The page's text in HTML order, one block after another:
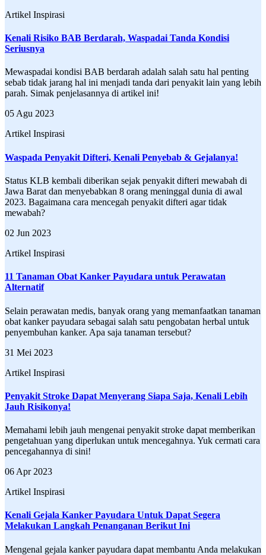
Artikel Inspirasi
Kenali Risiko BAB Berdarah, Waspadai Tanda Kondisi
Seriusnya
Mewaspadai kondisi BAB berdarah adalah salah satu hal penting
sebab tidak jarang hal ini menjadi tanda dari penyakit lain yang lebih
parah. Simak penjelasannya di artikel ini!
05 Agu 2023
Artikel Inspirasi
Waspada Penyakit Difteri, Kenali Penyebab & Gejalanya!
Status KLB kembali diberikan sejak penyakit difteri mewabah di
Jawa Barat dan menyebabkan 8 orang meninggal dunia di awal
2023. Bagaimana cara mencegah penyakit difteri agar tidak
mewabah?
02 Jun 2023
Artikel Inspirasi
11 Tanaman Obat Kanker Payudara untuk Perawatan
Alternatif
Selain perawatan medis, banyak orang yang memanfaatkan tanaman
obat kanker payudara sebagai salah satu pengobatan herbal untuk
penyembuhan kanker. Apa saja tanaman tersebut?
31 Mei 2023
Artikel Inspirasi
Penyakit Stroke Dapat Menyerang Siapa Saja, Kenali Lebih
Jauh Risikonya!
Memahami lebih jauh mengenai penyakit stroke dapat memberikan
pengetahuan yang diperlukan untuk mencegahnya. Yuk cermati cara
pencegahannya di sini!
06 Apr 2023
Artikel Inspirasi
Kenali Gejala Kanker Payudara Untuk Dapat Segera
Melakukan Langkah Penanganan Berikut Ini
Mengenal gejala kanker payudara dapat membantu Anda melakukan